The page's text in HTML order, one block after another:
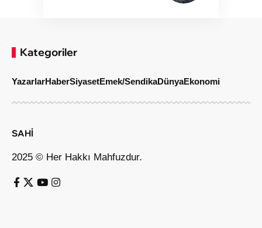
Kategoriler
YazarlarHaberSiyasetEmek/SendikaDünyaEkonomi
SAHİ
2025 © Her Hakkı Mahfuzdur.